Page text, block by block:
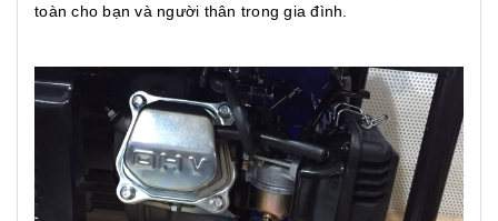
toàn cho bạn và người thân trong gia đình.